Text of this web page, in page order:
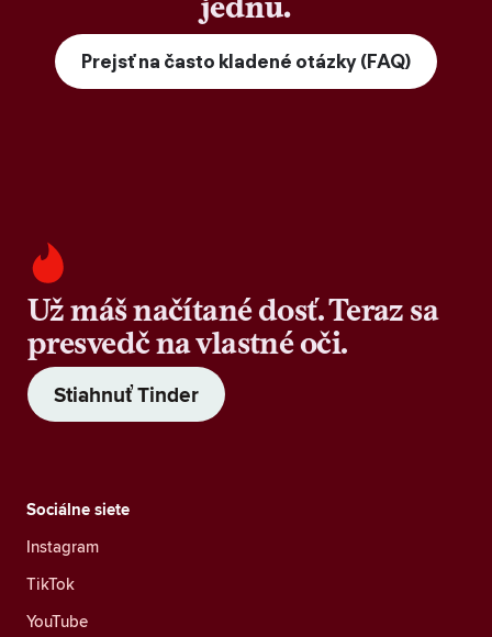
Prejsť na často kladené otázky (FAQ)
Už máš načítané dosť. Teraz sa
presvedč na vlastné oči.
Stiahnuť Tinder
Sociálne siete
Instagram
TikTok
YouTube